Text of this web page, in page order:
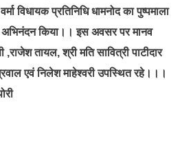
विधायक प्रतिनिधि धामनोद का पुष्पमाला
किया।। इस अवसर पर मानव
तायल, श्री मति सावित्री पाटीदार
एवं निलेश माहेश्वरी उपस्थित रहे।।।